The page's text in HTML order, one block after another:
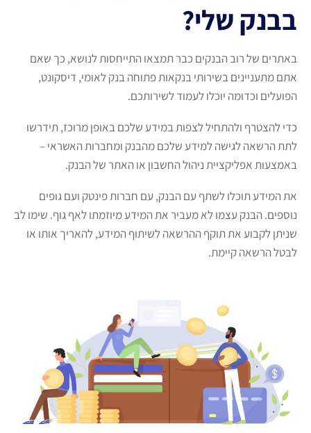
בבנק שלי?
באתרים של רוב הבנקים כבר תמצאו התייחסות לנושא, כך שאם
אתם מתעניינים בשירותי בנקאות פתוחה בנק לאומי, דיסקונט,
הפועלים וכדומה יוכלו לעמוד לשירותכם.
כדי להצטרף ולהתחיל לצפות במידע שלכם באופן מרוכז, תידרשו
לתת הרשאה לגישה למידע שלכם מהבנק ומחברות האשראי –
באמצעות אפליקציית ניהול החשבון או האתר של הבנק.
את המידע תוכלו לשתף עם הבנק, עם חברות פינטק ועם גופים
נוספים. הבנק עצמו לא מעביר את המידע מיוזמתו לאף גוף. שימו לב
שניתן לקבוע את תוקף ההרשאה לשיתוף המידע, להאריך אותו או
לבטל הרשאה קיימת.